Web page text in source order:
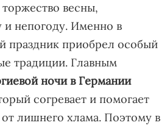
весны,
непогоду. Именно в
праздник приобрел особый
традиции. Главным
ночи в Германии
согревает и помогает
лишнего хлама. Поэтому в